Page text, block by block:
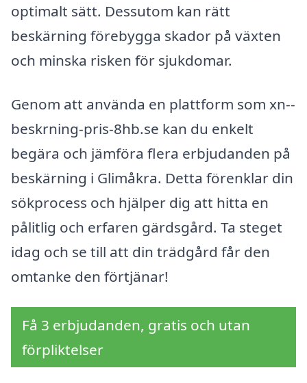
optimalt sätt. Dessutom kan rätt
beskärning förebygga skador på växten
och minska risken för sjukdomar.
Genom att använda en plattform som xn--
beskrning-pris-8hb.se kan du enkelt
begära och jämföra flera erbjudanden på
beskärning i Glimåkra. Detta förenklar din
sökprocess och hjälper dig att hitta en
pålitlig och erfaren gärdsgård. Ta steget
idag och se till att din trädgård får den
omtanke den förtjänar!
Få 3 erbjudanden, gratis och utan
förpliktelser